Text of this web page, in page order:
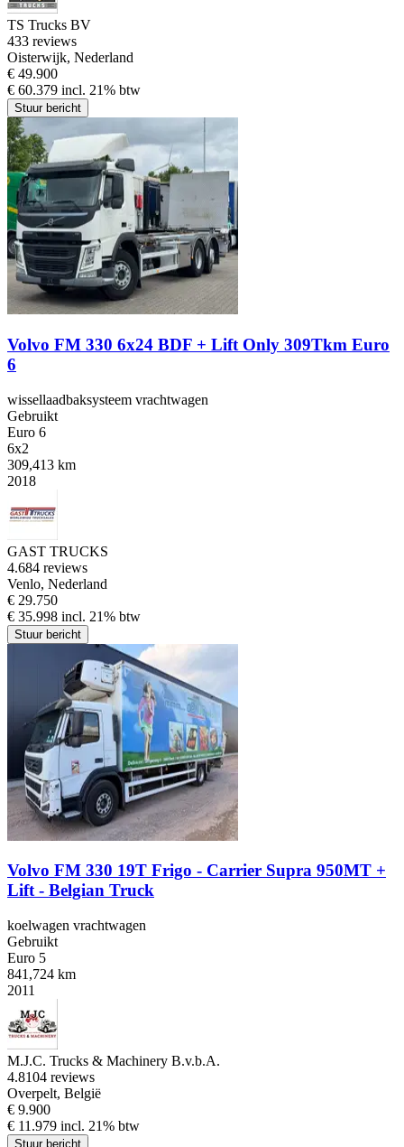
TS Trucks BV
433 reviews
Oisterwijk, Nederland
€ 49.900
€ 60.379 incl. 21% btw
Stuur bericht
Volvo FM 330 6x24 BDF + Lift Only 309Tkm Euro
6
wissellaadbaksysteem vrachtwagen
Gebruikt
Euro 6
6x2
309,413 km
2018
GAST TRUCKS
4.684 reviews
Venlo, Nederland
€ 29.750
€ 35.998 incl. 21% btw
Stuur bericht
Volvo FM 330 19T Frigo - Carrier Supra 950MT +
Lift - Belgian Truck
koelwagen vrachtwagen
Gebruikt
Euro 5
841,724 km
2011
M.J.C. Trucks & Machinery B.v.b.A.
4.8104 reviews
Overpelt, België
€ 9.900
€ 11.979 incl. 21% btw
Stuur bericht